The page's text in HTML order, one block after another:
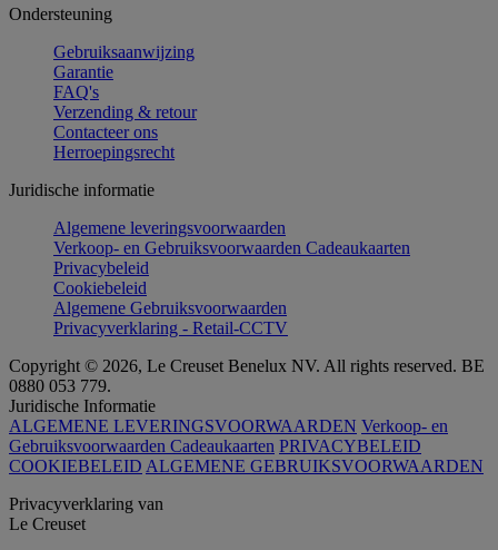
Ondersteuning
Gebruiksaanwijzing
Garantie
FAQ's
Verzending & retour
Contacteer ons
Herroepingsrecht
Juridische informatie
Algemene leveringsvoorwaarden
Verkoop- en Gebruiksvoorwaarden Cadeaukaarten
Privacybeleid
Cookiebeleid
Algemene Gebruiksvoorwaarden
Privacyverklaring - Retail-CCTV
Copyright © 2026, Le Creuset Benelux NV. All rights reserved. BE
0880 053 779.
Juridische Informatie
ALGEMENE LEVERINGSVOORWAARDEN Verkoop- en
Gebruiksvoorwaarden Cadeaukaarten PRIVACYBELEID
COOKIEBELEID ALGEMENE GEBRUIKSVOORWAARDEN
Privacyverklaring van
Le Creuset